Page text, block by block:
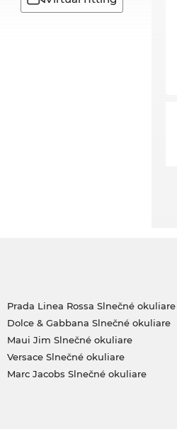
Prada Linea Rossa Slnečné okuliare
Dolce & Gabbana Slnečné okuliare
Maui Jim Slnečné okuliare
Versace Slnečné okuliare
Marc Jacobs Slnečné okuliare